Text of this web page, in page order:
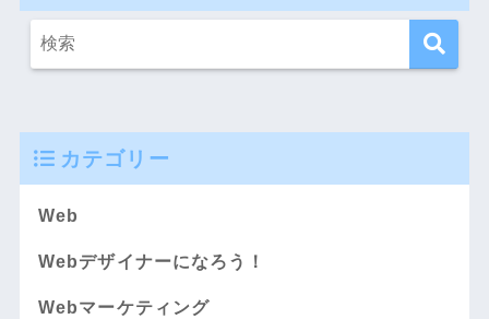
カテゴリー
Web
Webデザイナーになろう！
Webマーケティング